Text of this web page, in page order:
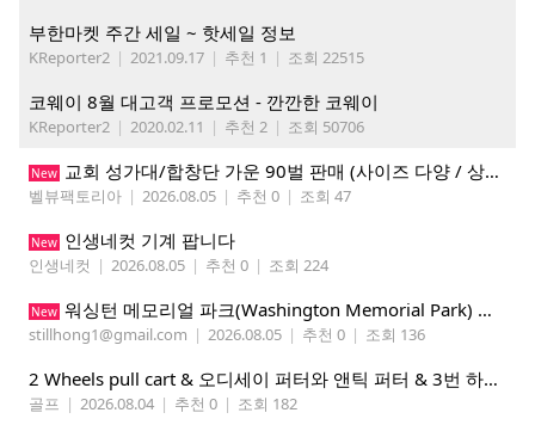
부한마켓 주간 세일 ~ 핫세일 정보
KReporter2 | 2021.09.17 | 추천 1 | 조회 22515
코웨이 8월 대고객 프로모션 - 깐깐한 코웨이
KReporter2 | 2020.02.11 | 추천 2 | 조회 50706
New 교회 성가대/합창단 가운 90벌 판매 (사이즈 다양 / 상태 매우 양호)
벨뷰팩토리아 | 2026.08.05 | 추천 0 | 조회 47
New 인생네컷 기계 팝니다
인생네컷 | 2026.08.05 | 추천 0 | 조회 224
New 워싱턴 메모리얼 파크(Washington Memorial Park) 묘지 1기 양도 - $8,900
stillhong1@gmail.com | 2026.08.05 | 추천 0 | 조회 136
2 Wheels pull cart & 오디세이 퍼터와 앤틱 퍼터 & 3번 하이브리드.
골프 | 2026.08.04 | 추천 0 | 조회 182